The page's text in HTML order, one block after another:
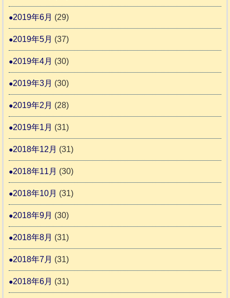
2019年6月 (29)
2019年5月 (37)
2019年4月 (30)
2019年3月 (30)
2019年2月 (28)
2019年1月 (31)
2018年12月 (31)
2018年11月 (30)
2018年10月 (31)
2018年9月 (30)
2018年8月 (31)
2018年7月 (31)
2018年6月 (31)